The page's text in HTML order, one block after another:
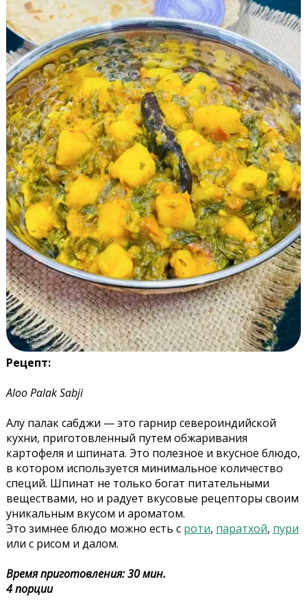
Рецепт:
Aloo Palak Sabji
Алу палак сабджи — это гарнир североиндийской
кухни, приготовленный путем обжаривания
картофеля и шпината. Это полезное и вкусное блюдо,
в котором используется минимальное количество
специй. Шпинат не только богат питательными
веществами, но и радует вкусовые рецепторы своим
уникальным вкусом и ароматом.
Это зимнее блюдо можно есть с роти, паратхой, пури
или с рисом и далом.
Время приготовления: 30 мин.
4 порции